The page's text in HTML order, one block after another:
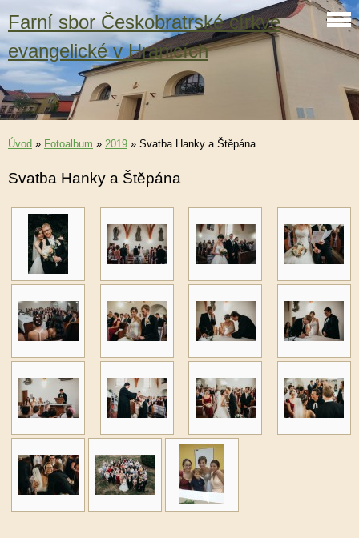
Farní sbor Českobratrské církve
evangelické v Hranicích
Úvod » Fotoalbum » 2019 » Svatba Hanky a Štěpána
Svatba Hanky a Štěpána